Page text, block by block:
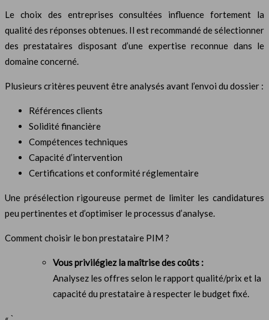
Le choix des entreprises consultées influence fortement la
qualité des réponses obtenues. Il est recommandé de sélectionner
des prestataires disposant d’une expertise reconnue dans le
domaine concerné.
Plusieurs critères peuvent être analysés avant l’envoi du dossier :
Références clients
Solidité financière
Compétences techniques
Capacité d’intervention
Certifications et conformité réglementaire
Une présélection rigoureuse permet de limiter les candidatures
peu pertinentes et d’optimiser le processus d’analyse.
Comment choisir le bon prestataire PIM ?
Vous privilégiez la maîtrise des coûts :
Analysez les offres selon le rapport qualité/prix et la
capacité du prestataire à respecter le budget fixé.